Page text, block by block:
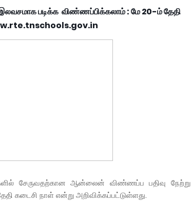
படிக்க விண்ணப்பிக்கலாம் : மே 20-ம் தேதி
சேருவதற்கான ஆன்லைன் விண்ணப்ப பதிவு நேற்று
கடைசி நாள் என்று அறிவிக்கப்பட்டுள்ளது.